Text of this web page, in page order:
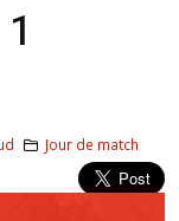
Jour de match